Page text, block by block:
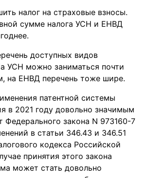
налог на страховые взносы.
сумме налога УСН и ЕНВД
доступных видов
УСН можно заниматься почти
на ЕНВД перечень тоже шире.
патентной системы
в 2021 году довольно значимым
Федерального закона N 973160-7
в статьи 346.43 и 346.51
кодекса Российской
принятия этого закона
может стать довольно